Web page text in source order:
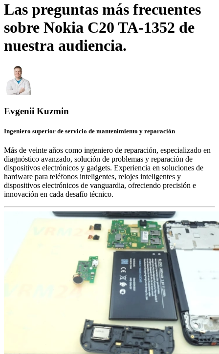
Las preguntas más frecuentes
sobre Nokia C20 TA-1352 de
nuestra audiencia.
Evgenii Kuzmin
Ingeniero superior de servicio de mantenimiento y reparación
Más de veinte años como ingeniero de reparación, especializado en
diagnóstico avanzado, solución de problemas y reparación de
dispositivos electrónicos y gadgets. Experiencia en soluciones de
hardware para teléfonos inteligentes, relojes inteligentes y
dispositivos electrónicos de vanguardia, ofreciendo precisión e
innovación en cada desafío técnico.